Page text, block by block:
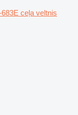
ceļa veltnis